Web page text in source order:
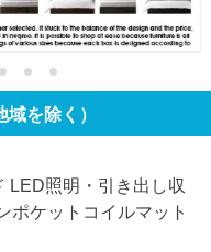
を除く）
LED照明・引き出し収
ポケットコイルマット